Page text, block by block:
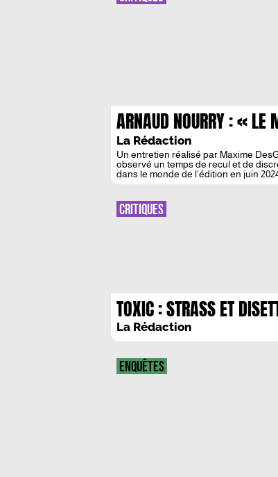
ARNAUD NOURRY : « LE
TRANSFORME. »
La Rédaction
Un entretien réalisé par Maxime
observé un temps de recul et de
dans le monde de l’édition en juin
TOXIC : STRASS ET
La Rédaction
CRITIQUES
ENQUÊTES